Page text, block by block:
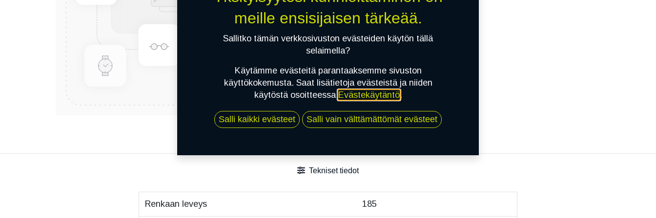
Toimitusehdot
Tekniset tiedot
Renkaan leveys 185
meille ensisijaisen tärkeää.
Sallitko tämän verkkosivuston evästeiden käytön tällä
selaimella?
Käytämme evästeitä parantaaksemme sivuston
käyttökokemusta. Saat lisätietoja evästeistä ja niiden
käytöstä osoitteessa Evästekäytäntö.
Salli kaikki evästeet Salli vain välttämättömät evästeet